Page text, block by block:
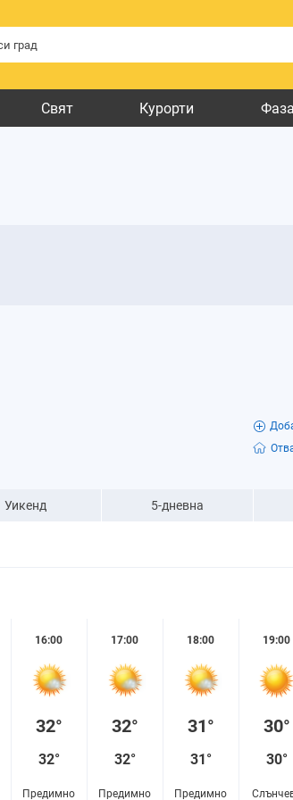
Свят Курорти
Уикенд 5-дневна
16:00
32°
32°
Предимно
17:00
32°
32°
Предимно
18:00
31°
31°
Предимно
19:00
30°
30°